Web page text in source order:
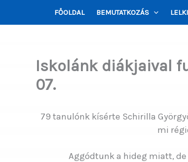
FŐOLDAL BEMUTATKOZÁS
Iskolánk diákjaival
07.
79 tanulónk kísérte Schirilla
mi
Aggódtunk a hideg miatt,